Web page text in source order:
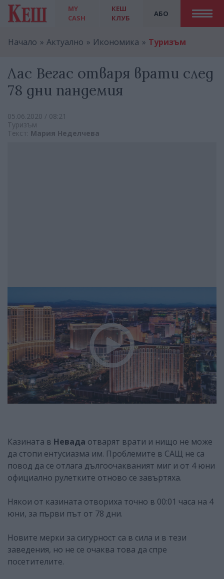
MY
CASH
АБО
КЕШ
КЛУБ
Начало Актуално Икономика Туризъм
Лас Вегас отваря врати след
78 дни пандемия
05.06.2020 / 08:21
Туризъм
Текст: Мария Неделчева
Казината в Невада отварят врати и нищо не може
да стопи ентусиазма им. Проблемите в САЩ не са
повод да се отлага дългоочакваният миг и от 4 юни
официално рулетките отново се завъртяха.
Някои от казината отвориха точно в 00:01 часа на 4
юни, за първи път от 78 дни.
Новите мерки за сигурност са в сила и в тези
заведения, но не се очаква това да спре
посетителите.